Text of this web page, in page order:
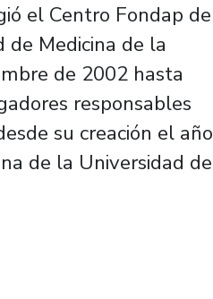
el Centro Fondap de
Medicina de la
de 2002 hasta
responsables
su creación el año
de la Universidad de